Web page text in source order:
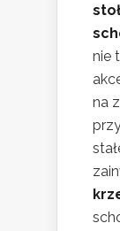
nie
na